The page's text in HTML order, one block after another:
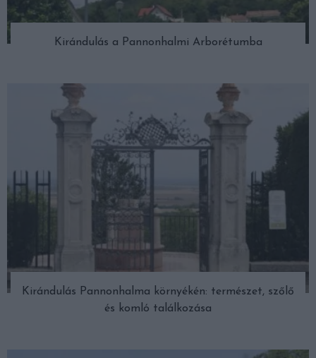
Kirándulás a Pannonhalmi Arborétumba
Kirándulás Pannonhalma környékén: természet, szőlő
és komló találkozása